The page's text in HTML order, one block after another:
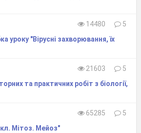
14480
5
уроку "Вірусні захворювання, їх
21603
5
та практичних робіт з біології,
65285
5
Мітоз. Мейоз"